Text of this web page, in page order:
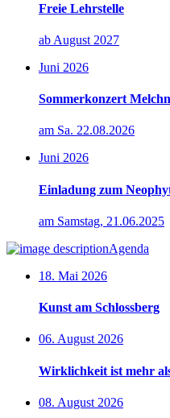
Freie Lehrstelle
ab August 2027
Juni 2026
Sommerkonzert
am Sa. 22.08.2026
Juni 2026
Einladung zum
am Samstag, 21.06.2025
Agenda
18. Mai 2026
Kunst am Schlossberg
06. August 2026
Wirklichkeit ist mehr
08. August 2026